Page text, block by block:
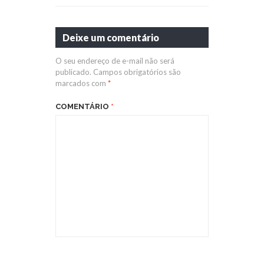
Deixe um comentário
O seu endereço de e-mail não será
publicado. Campos obrigatórios são
marcados com *
COMENTÁRIO *